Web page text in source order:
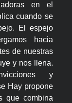
en el
cuando se
El espejo
hacia
de nuestras
y nos llena.
y
Hay propone
que combina